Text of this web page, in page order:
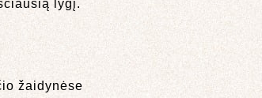
lygį.
žaidynėse